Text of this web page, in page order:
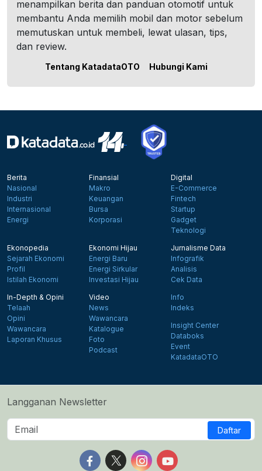
menampilkan berita dan panduan otomotif untuk
membantu Anda memilih mobil dan motor sebelum
memutuskan untuk membeli, lewat ulasan, tips,
dan review.
Tentang KatadataOTO Hubungi Kami
Berita
Nasional
Industri
Internasional
Energi
Finansial
Makro
Keuangan
Bursa
Korporasi
Digital
E-Commerce
Fintech
Startup
Gadget
Teknologi
Ekonopedia
Sejarah Ekonomi
Profil
Istilah Ekonomi
Ekonomi Hijau
Energi Baru
Energi Sirkular
Investasi Hijau
Jurnalisme Data
Infografik
Analisis
Cek Data
In-Depth & Opini
Telaah
Opini
Wawancara
Laporan Khusus
Video
News
Wawancara
Katalogue
Foto
Podcast
Info
Indeks
Insight Center
Databoks
Event
KatadataOTO
Langganan Newsletter
Daftar
Follow us on Facebook
Follow us on X
Follow us on Instagram
Follow us on